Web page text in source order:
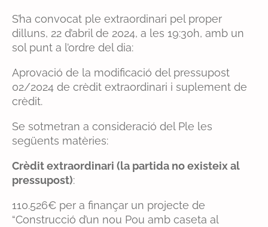
S’ha convocat ple extraordinari pel proper
dilluns, 22 d’abril de 2024, a les 19:30h, amb un
sol punt a l’ordre del dia:
Aprovació de la modificació del pressupost
02/2024 de crèdit extraordinari i suplement de
crèdit.
Se sotmetran a consideració del Ple les
següents matèries:
Crèdit extraordinari (la partida no existeix al
pressupost):
110.526€ per a finançar un projecte de
“Construcció d’un nou Pou amb caseta al